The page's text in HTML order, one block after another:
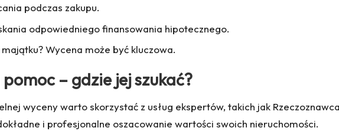
podczas zakupu.
odpowiedniego finansowania hipotecznego.
Wycena może być kluczowa.
– gdzie jej szukać?
wyceny warto skorzystać z usług ekspertów, takich jak
i profesjonalne oszacowanie wartości swoich nieruchomości.